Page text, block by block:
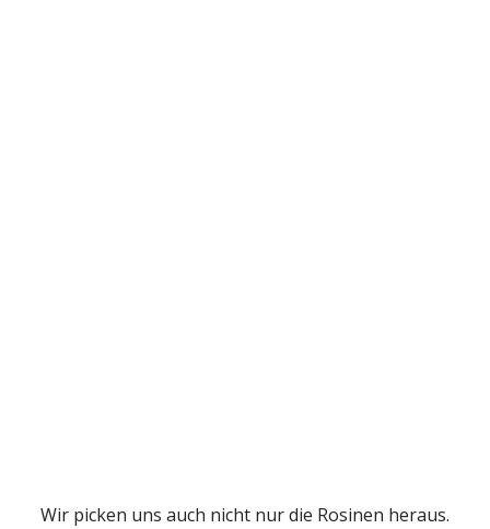
Wir picken uns auch nicht nur die Rosinen heraus.